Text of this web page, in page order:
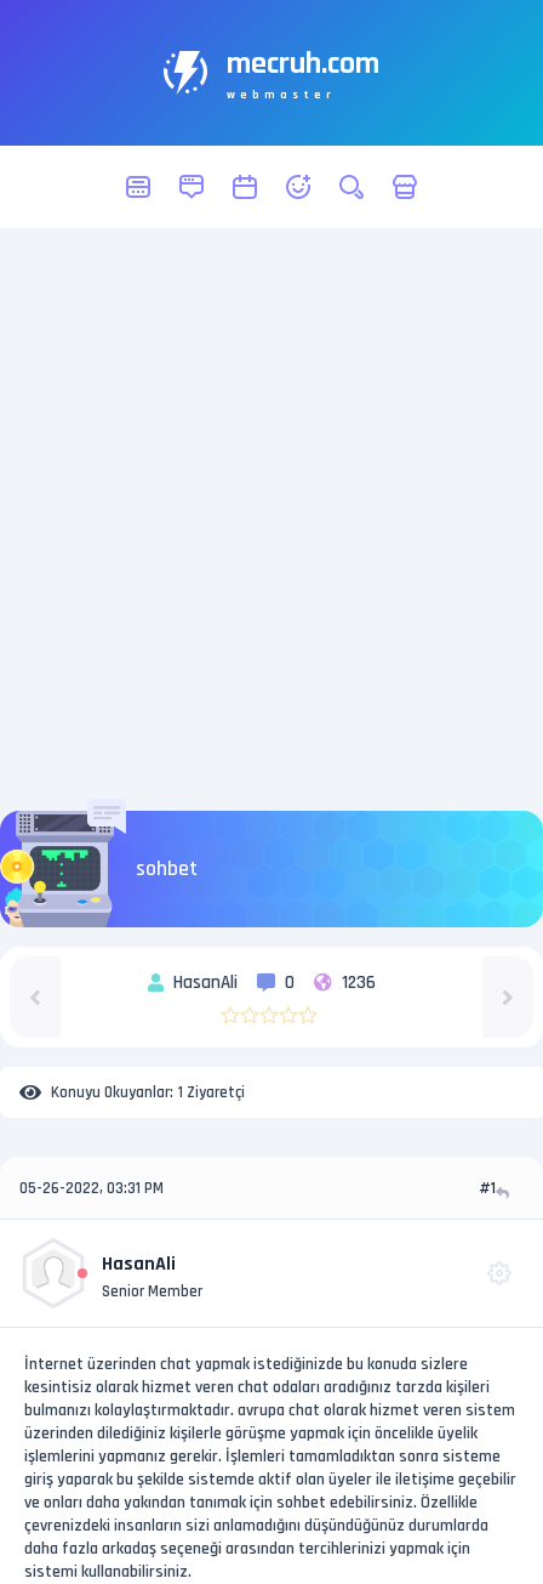
mecruh.com
webmaster
sohbet
HasanAli 0 1236
Konuyu Okuyanlar: 1 Ziyaretçi
05-26-2022, 03:31 PM #1
HasanAli
Senior Member
İnternet üzerinden chat yapmak istediğinizde bu konuda sizlere
kesintisiz olarak hizmet veren chat odaları aradığınız tarzda kişileri
bulmanızı kolaylaştırmaktadır. avrupa chat olarak hizmet veren sistem
üzerinden dilediğiniz kişilerle görüşme yapmak için öncelikle üyelik
işlemlerini yapmanız gerekir. İşlemleri tamamladıktan sonra sisteme
giriş yaparak bu şekilde sistemde aktif olan üyeler ile iletişime geçebilir
ve onları daha yakından tanımak için sohbet edebilirsiniz. Özellikle
çevrenizdeki insanların sizi anlamadığını düşündüğünüz durumlarda
daha fazla arkadaş seçeneği arasından tercihlerinizi yapmak için
sistemi kullanabilirsiniz.